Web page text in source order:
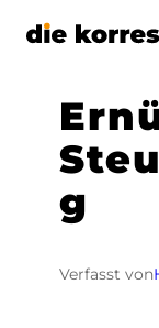
Zum
g
Verfasst von